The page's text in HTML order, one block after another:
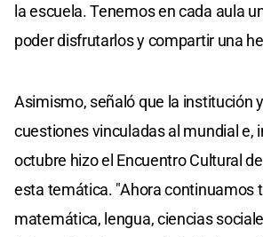
la escuela. Tenemos en cada aula
poder disfrutarlos y compartir una
Asimismo, señaló que la institución
cuestiones vinculadas al mundial e,
octubre hizo el Encuentro Cultural
esta temática. "Ahora continuamos
matemática, lengua, ciencias